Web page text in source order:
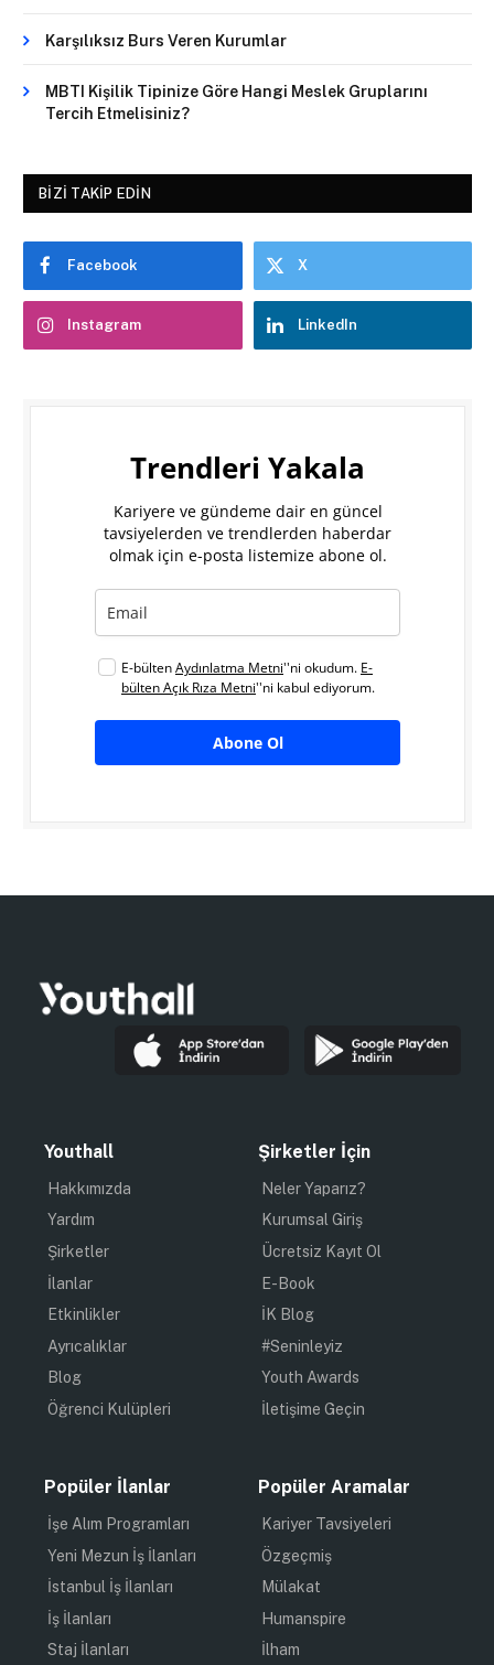
Karşılıksız Burs Veren Kurumlar
MBTI Kişilik Tipinize Göre Hangi Meslek Gruplarını
Tercih Etmelisiniz?
BIZI TAKIP EDIN
Facebook X
Instagram LinkedIn
Trendleri Yakala
Kariyere ve gündeme dair en güncel
tavsiyelerden ve trendlerden haberdar
olmak için e-posta listemize abone ol.
E-bültenAydınlatma Metni''ni okudum. E-
bülten Açık Rıza Metni''ni kabul ediyorum.
Abone Ol
Youthall
Hakkımızda
Yardım
Şirketler
İlanlar
Etkinlikler
Ayrıcalıklar
Blog
Öğrenci Kulüpleri
Şirketler İçin
Neler Yaparız?
Kurumsal Giriş
Ücretsiz Kayıt Ol
E-Book
İK Blog
#Seninleyiz
Youth Awards
İletişime Geçin
Popüler İlanlar
İşe Alım Programları
Yeni Mezun İş İlanları
İstanbul İş İlanları
İş İlanları
Staj İlanları
Popüler Aramalar
Kariyer Tavsiyeleri
Özgeçmiş
Mülakat
Humanspire
İlham